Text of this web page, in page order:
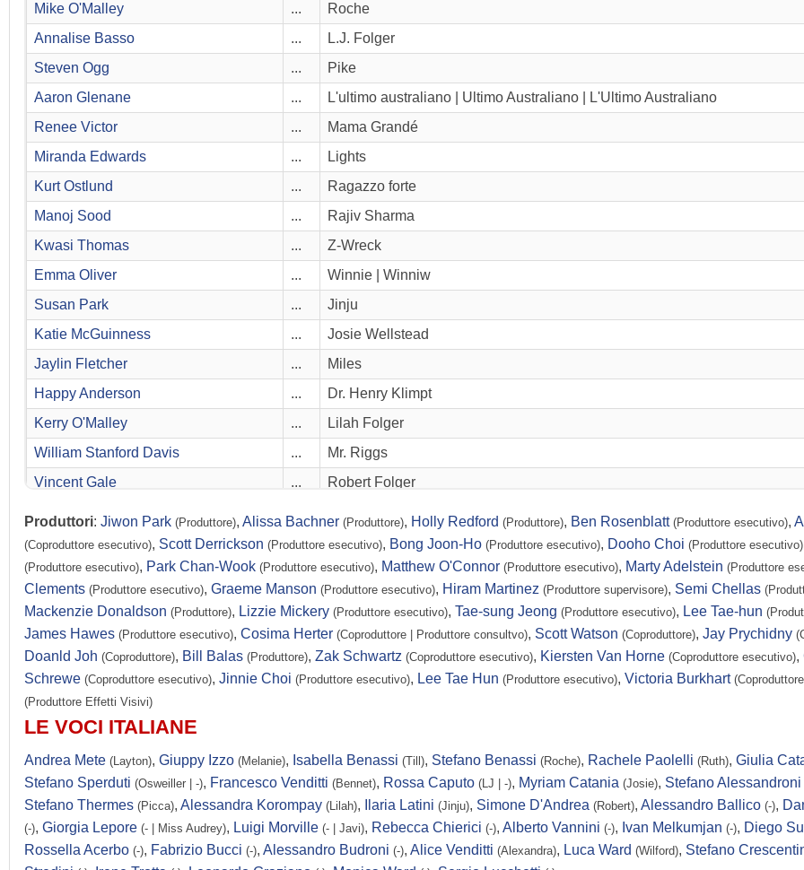
Mike O'Malley
...
Roche
Annalise Basso
...
L.J. Folger
Steven Ogg
...
Pike
Aaron Glenane
...
L'ultimo australiano | Ultimo Australiano | L'Ultimo Australiano
Renee Victor
...
Mama Grandé
Miranda Edwards
...
Lights
Kurt Ostlund
...
Ragazzo forte
Manoj Sood
...
Rajiv Sharma
Kwasi Thomas
...
Z-Wreck
Emma Oliver
...
Winnie | Winniw
Susan Park
...
Jinju
Katie McGuinness
...
Josie Wellstead
Jaylin Fletcher
...
Miles
Happy Anderson
...
Dr. Henry Klimpt
Kerry O'Malley
...
Lilah Folger
William Stanford Davis
...
Mr. Riggs
Vincent Gale
...
Robert Folger
Madeleine Arthur
...
Nikki Genet
Matt Murray
...
Erik
Dylan Schmid
Sarah Strange
...
Suzanne
Ian Collins
...
Tristan
Ellie Harvie
...
Gabriel Jacob-Cross
Elizabeth Thai
...
June
Milli Wilkinson
...
Mikala
Carolyn Qilin Yu
...
Mia
Lena Hall
... Miss Audrey
Produttori: Jiwon Park (Produttore), Alissa Bachner (Produttore), Holly Redford (Produttore), Ben Rosenblatt (Produttore esecutivo),
(Coproduttore esecutivo), Scott Derrickson (Produttore esecutivo), Bong Joon-Ho (Produttore esecutivo), Dooho Choi (Produttore esecutivo)
(Produttore esecutivo), Park Chan-Wook (Produttore esecutivo), Matthew O'Connor (Produttore esecutivo), Marty Adelstein (Produttore
Clements (Produttore esecutivo), Graeme Manson (Produttore esecutivo), Hiram Martinez (Produttore supervisore), Semi Chellas
Mackenzie Donaldson (Produttore), Lizzie Mickery (Produttore esecutivo), Tae-sung Jeong (Produttore esecutivo), Lee Tae-hun
James Hawes (Produttore esecutivo), Cosima Herter (Coproduttore | Produttore consultvo), Scott Watson (Coproduttore), Jay Prychidny
Doanld Joh (Coproduttore), Bill Balas (Produttore), Zak Schwartz (Coproduttore esecutivo), Kiersten Van Horne (Coproduttore esecutivo),
Schrewe (Coproduttore esecutivo), Jinnie Choi (Produttore esecutivo), Lee Tae Hun (Produttore esecutivo), Victoria Burkhart
(Produttore Effetti Visivi)
LE VOCI ITALIANE
Andrea Mete (Layton), Giuppy Izzo (Melanie), Isabella Benassi (Till), Stefano Benassi (Roche), Rachele Paolelli (Ruth), Giulia
Stefano Sperduti (Osweiller | -), Francesco Venditti (Bennet), Rossa Caputo (LJ | -), Myriam Catania (Josie), Stefano Alessandroni
Stefano Thermes (Picca), Alessandra Korompay (Lilah), Ilaria Latini (Jinju), Simone D'Andrea (Robert), Alessandro Ballico (-),
(-), Giorgia Lepore (- | Miss Audrey), Luigi Morville (- | Javi), Rebecca Chierici (-), Alberto Vannini (-), Ivan Melkumjan (-), Diego
Rossella Acerbo (-), Fabrizio Bucci (-), Alessandro Budroni (-), Alice Venditti (Alexandra), Luca Ward (Wilford), Stefano